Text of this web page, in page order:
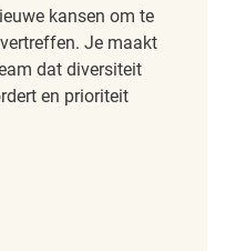
kansen om te
Je maakt
dat diversiteit
en prioriteit